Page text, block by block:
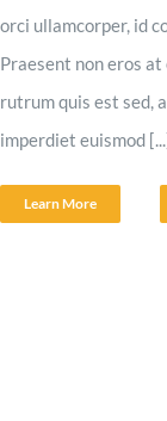
orci ullamcorper, id
Praesent non eros
rutrum quis est sed,
imperdiet euismod
Learn More